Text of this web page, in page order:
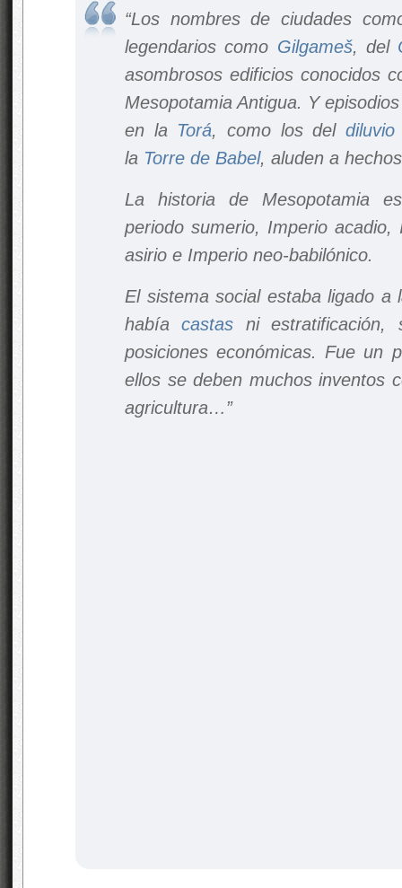
“Los nombres de ciudades
legendarios como Gilgameš, del
asombrosos edificios conocidos
Mesopotamia Antigua. Y
en la Torá, como los del diluvio
la Torre de Babel, aluden a
La historia de Mesopotamia
periodo sumerio, Imperio acadio,
asirio e Imperio neo-babilónico.
El sistema social estaba ligado
habíacastas ni estratificación,
posiciones económicas. Fue un
ellos se deben muchos inventos
agricultura…”